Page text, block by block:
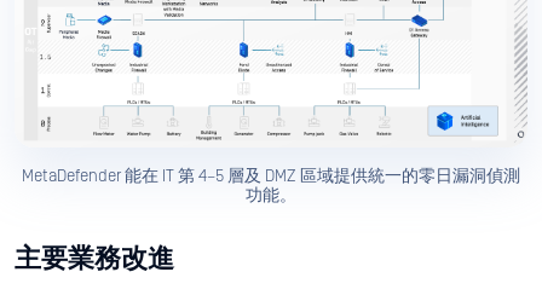
MetaDefender 能在 IT 第 4–5 層及 DMZ 區域提供統一的零日漏洞偵測
功能。
主要業務改進